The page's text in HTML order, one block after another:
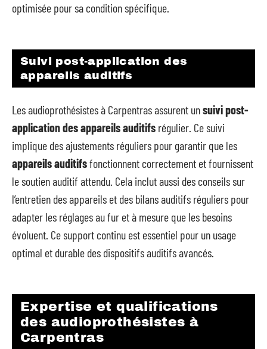
optimisée pour sa condition spécifique.
Suivi post-application des
appareils auditifs
Les audioprothésistes à Carpentras assurent unsuivi post-
application des appareils auditifs régulier. Ce suivi
implique des ajustements réguliers pour garantir que les
appareils auditifsfonctionnent correctement et fournissent
le soutien auditif attendu. Cela inclut aussi des conseils sur
l’entretien des appareils et des bilans auditifs réguliers pour
adapter les réglages au fur et à mesure que les besoins
évoluent. Ce support continu est essentiel pour un usage
optimal et durable des dispositifs auditifs avancés.
Expertise et qualifications
des audioprothésistes à
Carpentras